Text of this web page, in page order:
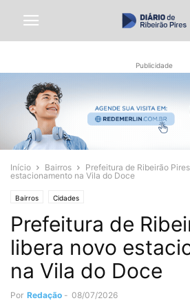
Publicidade
Início Bairros
Prefeitura de Ribeirão
estacionamento na Vila do Doce
Bairros Cidades
Prefeitura de
libera novo
na Vila do Doce
Por Redação - 08/07/2026